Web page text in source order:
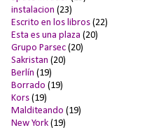
instalacion (23)
Escrito en los libros (22)
Esta es una plaza (20)
Grupo Parsec (20)
Sakristan (20)
Berlín (19)
Borrado (19)
Kors (19)
Malditeando (19)
New York (19)